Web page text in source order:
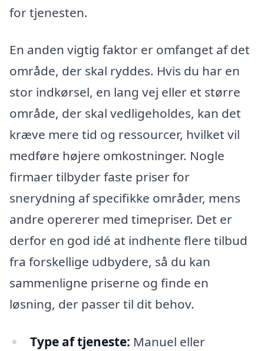
for tjenesten.
En anden vigtig faktor er omfanget af det
område, der skal ryddes. Hvis du har en
stor indkørsel, en lang vej eller et større
område, der skal vedligeholdes, kan det
kræve mere tid og ressourcer, hvilket vil
medføre højere omkostninger. Nogle
firmaer tilbyder faste priser for
snerydning af specifikke områder, mens
andre opererer med timepriser. Det er
derfor en god idé at indhente flere tilbud
fra forskellige udbydere, så du kan
sammenligne priserne og finde en
løsning, der passer til dit behov.
Type af tjeneste: Manuel eller